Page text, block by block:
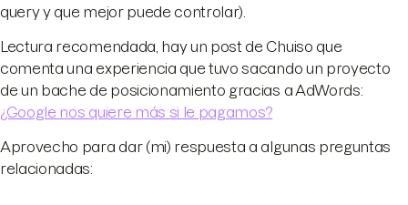
query y que mejor puede controlar).
Lectura recomendada, hay un post de Chuiso que
comenta una experiencia que tuvo sacando un proyecto
de un bache de posicionamiento gracias a AdWords:
¿Google nos quiere más si le pagamos?
Aprovecho para dar (mi) respuesta a algunas preguntas
relacionadas: